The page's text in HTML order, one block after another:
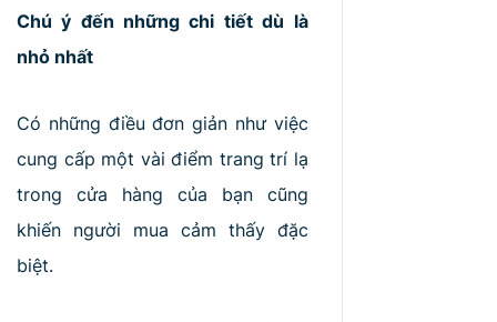
Chú ý đến những chi tiết dù là
nhỏ nhất
Có những điều đơn giản như việc
cung cấp một vài điểm trang trí lạ
trong cửa hàng của bạn cũng
khiến người mua cảm thấy đặc
biệt.